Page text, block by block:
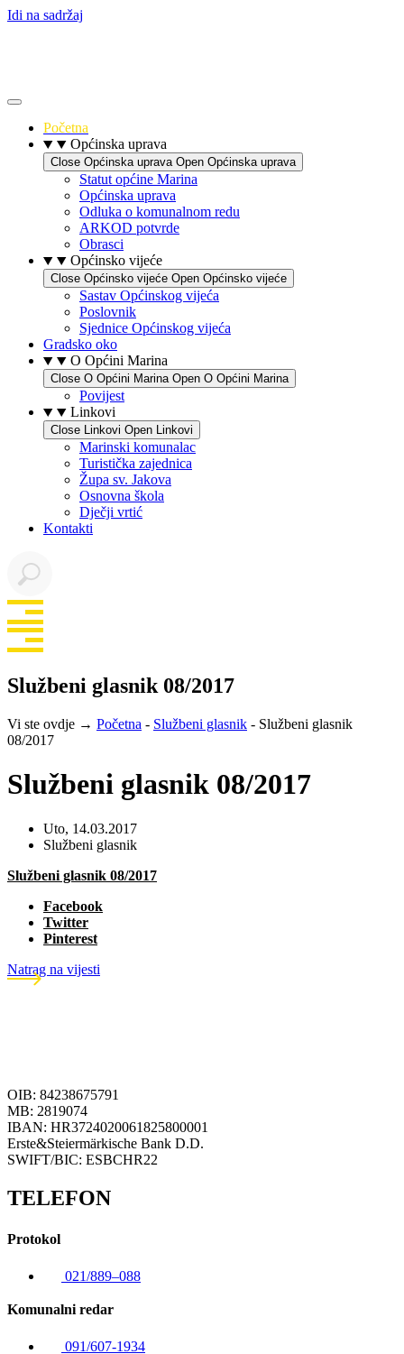
Idi na sadržaj
Početna
Općinska uprava
Close Općinska uprava Open Općinska uprava
Statut općine Marina
Općinska uprava
Odluka o komunalnom redu
ARKOD potvrde
Obrasci
Općinsko vijeće
Close Općinsko vijeće Open Općinsko vijeće
Sastav Općinskog vijeća
Poslovnik
Sjednice Općinskog vijeća
Gradsko oko
O Općini Marina
Close O Općini Marina Open O Općini Marina
Povijest
Linkovi
Close Linkovi Open Linkovi
Marinski komunalac
Turistička zajednica
Župa sv. Jakova
Osnovna škola
Dječji vrtić
Kontakti
Službeni glasnik 08/2017
Vi ste ovdje → Početna - Službeni glasnik - Službeni glasnik
08/2017
Službeni glasnik 08/2017
Uto, 14.03.2017
Službeni glasnik
Službeni glasnik 08/2017
Facebook
Twitter
Pinterest
Natrag na vijesti
OIB: 84238675791
MB: 2819074
IBAN: HR3724020061825800001
Erste&Steiermärkische Bank D.D.
SWIFT/BIC: ESBCHR22
TELEFON
Protokol
021/889–088
Komunalni redar
091/607-1934